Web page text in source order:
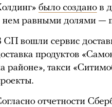
было создано в
нем равными долями —
СП вошли сервис
продуктов
районе», такси
отчетности